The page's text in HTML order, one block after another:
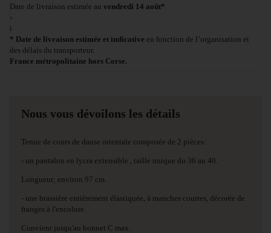
Date de livraison estimée au vendredi 14 août*
›
i
* Date de livraison estimée et indicative en fonction de l’organisation et
des délais du transporteur.
France métropolitaine hors Corse.
Nous vous dévoilons les détails
Tenue de cours de danse orientale composée de 2 pièces:
- un pantalon en lycra extensible , taille unique du 36 au 40.
Longueur; environ 97 cm.
- une brassière entièrement élastiquée, à manches courtes, décorée de
franges à l'encolure.
Convient jusqu'au bonnet C max.